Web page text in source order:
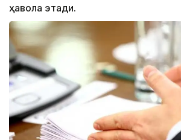
ҳавола этади.